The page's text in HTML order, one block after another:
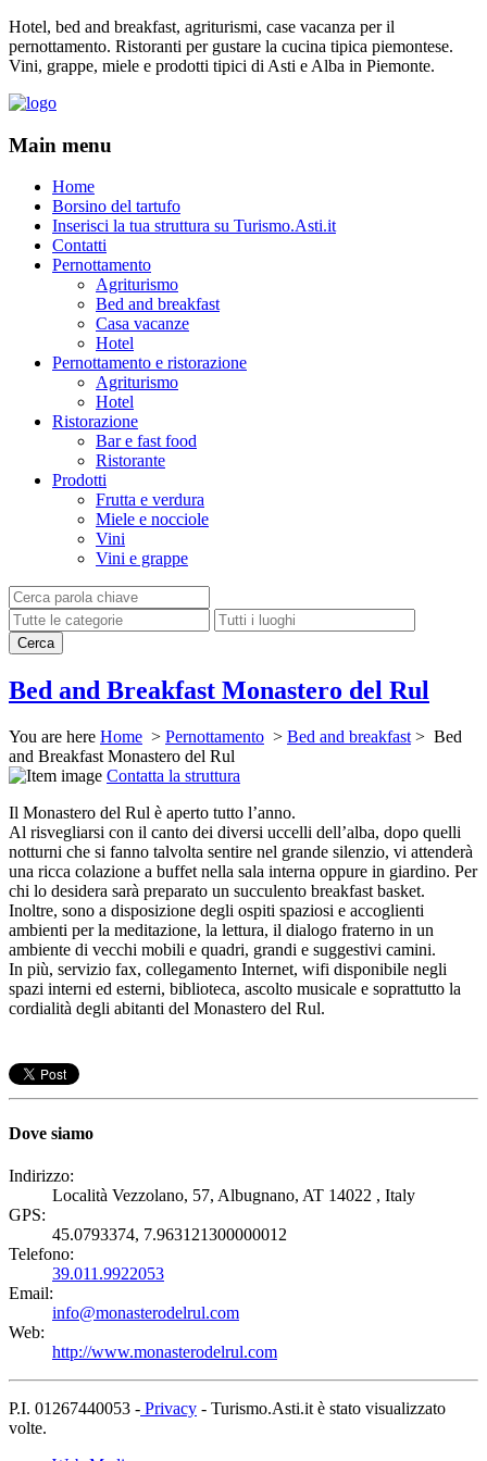
Hotel, bed and breakfast, agriturismi, case vacanza per il
pernottamento. Ristoranti per gustare la cucina tipica piemontese.
Vini, grappe, miele e prodotti tipici di Asti e Alba in Piemonte.
Main menu
Home
Borsino del tartufo
Inserisci la tua struttura su Turismo.Asti.it
Contatti
Pernottamento
Agriturismo
Bed and breakfast
Casa vacanze
Hotel
Pernottamento e ristorazione
Agriturismo
Hotel
Ristorazione
Bar e fast food
Ristorante
Prodotti
Frutta e verdura
Miele e nocciole
Vini
Vini e grappe
Bed and Breakfast Monastero del Rul
You are here Home > Pernottamento > Bed and breakfast > Bed
and Breakfast Monastero del Rul
Contatta la struttura
Il Monastero del Rul è aperto tutto l’anno.
Al risvegliarsi con il canto dei diversi uccelli dell’alba, dopo quelli
notturni che si fanno talvolta sentire nel grande silenzio, vi attenderà
una ricca colazione a buffet nella sala interna oppure in giardino. Per
chi lo desidera sarà preparato un succulento breakfast basket.
Inoltre, sono a disposizione degli ospiti spaziosi e accoglienti
ambienti per la meditazione, la lettura, il dialogo fraterno in un
ambiente di vecchi mobili e quadri, grandi e suggestivi camini.
In più, servizio fax, collegamento Internet, wifi disponibile negli
spazi interni ed esterni, biblioteca, ascolto musicale e soprattutto la
cordialità degli abitanti del Monastero del Rul.
Dove siamo
Indirizzo:
Località Vezzolano, 57, Albugnano, AT 14022 , Italy
GPS:
45.0793374, 7.963121300000012
Telefono:
39.011.9922053
Email:
info@monasterodelrul.com
Web:
http://www.monasterodelrul.com
P.I. 01267440053 - Privacy - Turismo.Asti.it è stato visualizzato
volte.